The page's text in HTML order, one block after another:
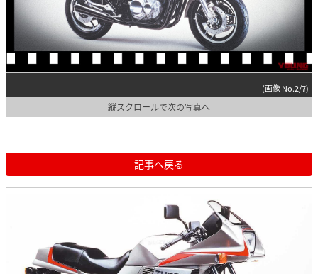
(画像 No.2/7)
縦スクロールで次の写真へ
記事へ戻る